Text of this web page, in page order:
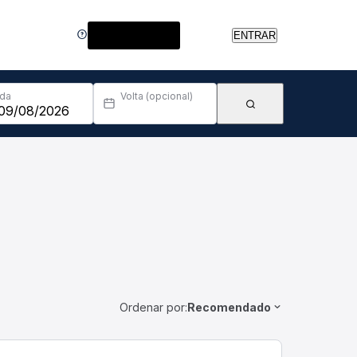
ENTRAR
Volta (opcional)
Ordenar por:Recomendado